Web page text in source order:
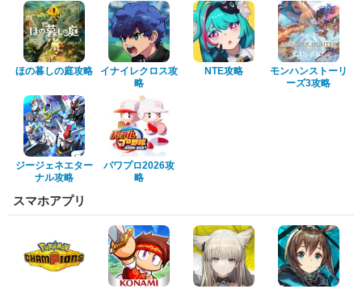
ほの暮しの庭攻略
イナイレクロス攻
略
NTE攻略
モンハンストーリ
ーズ3攻略
ジージェネエター
ナル攻略
パワプロ2026攻
略
スマホアプリ